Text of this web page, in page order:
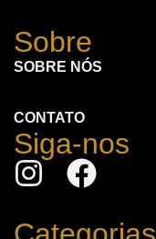
Sobre
SOBRE NÓS
CONTATO
Siga-nos